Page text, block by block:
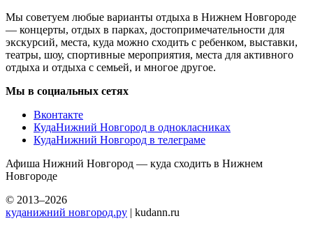
Мы советуем любые варианты отдыха в Нижнем Новгороде
— концерты, отдых в парках, достопримечательности для
экскурсий, места, куда можно сходить с ребенком, выставки,
театры, шоу, спортивные мероприятия, места для активного
отдыха и отдыха с семьей, и многое другое.
Мы в социальных сетях
Вконтакте
КудаНижний Новгород в однокласниках
КудаНижний Новгород в телеграме
Афиша Нижний Новгород — куда сходить в Нижнем
Новгороде
© 2013–2026
куданижний новгород.ру | kudann.ru